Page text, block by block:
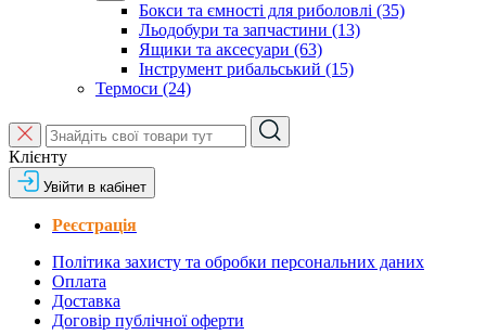
Бокси та ємності для риболовлі (35)
Льодобури та запчастини (13)
Ящики та аксесуари (63)
Інструмент рибальський (15)
Термоси (24)
Клієнту
Увійти в кабінет
Реєстрація
Політика захисту та обробки персональних даних
Оплата
Доставка
Договір публічної оферти